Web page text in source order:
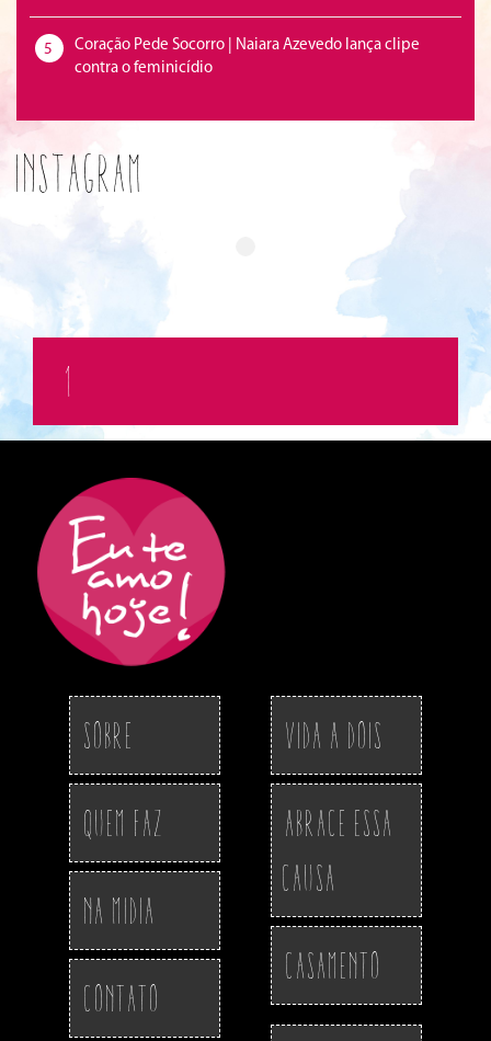
5
Coração Pede Socorro | Naiara Azevedo lança clipe
contra o feminicídio
Instagram
1
Sobre
Quem Faz
Na Midia
Contato
Vida a Dois
Abrace essa
Causa
Casamento